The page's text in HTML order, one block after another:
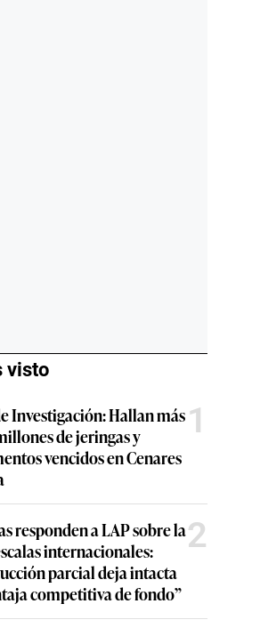
visto
Investigación: Hallan más
de jeringas y
vencidos en Cenares
1
responden a LAP sobre la
internacionales:
parcial deja intacta
competitiva de fondo”
2